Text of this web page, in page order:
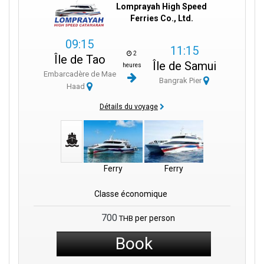
Lomprayah High Speed
Ferries Co., Ltd.
09:15
Île de Tao
Embarcadère de Mae
Haad
2
heures
11:15
Île de Samui
Bangrak Pier
Détails du voyage
Ferry Ferry
Classe économique
700 THB per person
Book